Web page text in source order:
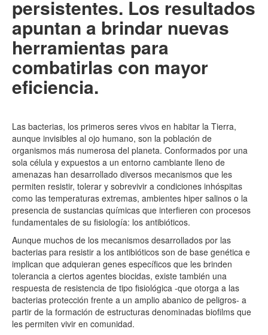
persistentes. Los resultados
apuntan a brindar nuevas
herramientas para
combatirlas con mayor
eficiencia.
Las bacterias, los primeros seres vivos en habitar la Tierra,
aunque invisibles al ojo humano, son la población de
organismos más numerosa del planeta. Conformados por una
sola célula y expuestos a un entorno cambiante lleno de
amenazas han desarrollado diversos mecanismos que les
permiten resistir, tolerar y sobrevivir a condiciones inhóspitas
como las temperaturas extremas, ambientes hiper salinos o la
presencia de sustancias químicas que interfieren con procesos
fundamentales de su fisiología: los antibióticos.
Aunque muchos de los mecanismos desarrollados por las
bacterias para resistir a los antibióticos son de base genética e
implican que adquieran genes específicos que les brinden
tolerancia a ciertos agentes biocidas, existe también una
respuesta de resistencia de tipo fisiológica -que otorga a las
bacterias protección frente a un amplio abanico de peligros- a
partir de la formación de estructuras denominadas biofilms que
les permiten vivir en comunidad.